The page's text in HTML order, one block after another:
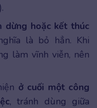
dừng hoặc kết thúc
là bỏ hẳn. Khi
làm vĩnh viễn, nên
ở cuối một công
, tránh dùng giữa